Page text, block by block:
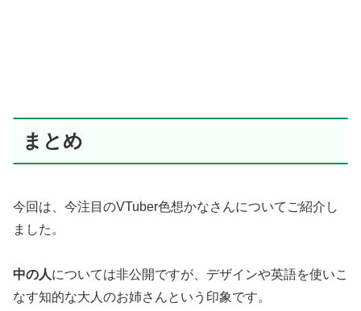
まとめ
今回は、今注目のVTuber色想かなさんについてご紹介し
ました。
中の人については非公開ですが、デザインや英語を使いこ
なす知的な大人のお姉さんという印象です。